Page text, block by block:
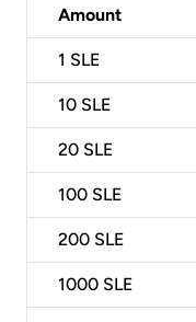
Amount
1 SLE
10 SLE
20 SLE
100 SLE
200 SLE
1000 SLE